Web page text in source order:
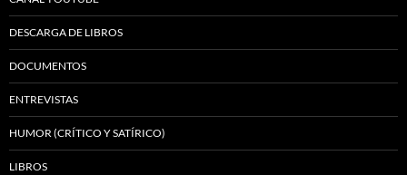
DESCARGA DE LIBROS
DOCUMENTOS
ENTREVISTAS
HUMOR (CRÍTICO Y SATÍRICO)
LIBROS